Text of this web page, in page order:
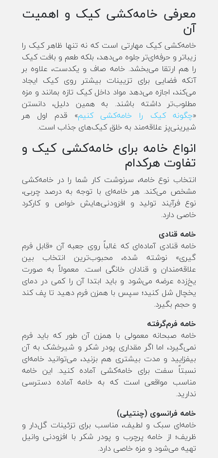
معرفی خامه‌کشی کیک و اهمیت
آن
خامه‌کشی کیک مهارتی است که نه تنها ظاهر کیک را
زیباتر و حرفه‌ای‌تر جلوه می‌دهد، بلکه طعم و بافت کیک
را هم ارتقا می‌بخشد. خامه صاف و یکدست، علاوه بر
آنکه فضایی برای تزیینات بیشتر روی کیک ایجاد
می‌کند، اجازه می‌دهد مواد داخل کیک تازه بمانند و مزه
مطلوب‌تر داشته باشند. به همین دلیل، دانستن
«چگونه کیک را خامه‌کشی کنیم» قدم اول هر
شیرینی‌پز علاقه‌مند به خلق کیک‌های جذاب است.
انواع خامه برای خامه‌کشی کیک و
تفاوت هرکدام
انتخاب نوع خامه، سرنوشت کار شما را در خامه‌کشی
مشخص می‌کند. هر خامه‌ای با توجه به درصد چربی،
نوع فرآیند تولید و افزودنی‌هایش خواص و کارکرد
خاصی دارد.
خامه قنادی
خامه قنادی آماده‌ای که غالباً روی جعبه آن «قابل فرم
گیری» نوشته شده، محبوب‌ترین انتخاب بین
علاقه‌مندان و قنادان خانگی است. معمولاً به صورت
یخ‌زده عرضه می‌شود و باید ابتدا آن را کمی در دمای
یخچال شل کنید؛ سپس با همزن فرم دهید تا پف کند
و حجم بگیرد.
خامه فرم‌گرفته
خامه صبحانه معمولی با همزن آن طور که باید فرم
نمی‌گیرد، اما اگر مقداری پودر شکر و شیرخشک به آن
بیفزایید و مدت بیشتری هم بزنید، می‌توانید خامه‌ای
نسبتاً سفت برای خامه‌کشی آماده کنید. این خامه
مناسب مواقعی است که به خامه آماده دسترسی
ندارید.
خامه فرانسوی (چنتیلی)
خامه‌ای سبک و لطیف، مناسب برای تزئینات گل‌دار و
ظریف؛ از خامه پرچرب و پودر شکر با افزودنی وانیل
تهیه می‌شود و مزه خاصی دارد.